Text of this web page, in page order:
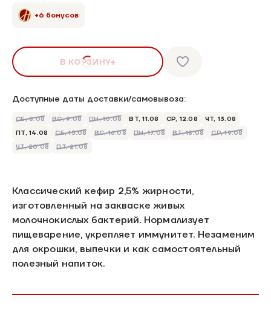
Доступные даты доставки/самовывоза:
СБ, 8.08 ВС, 9.08 ПН, 10.08 ВТ, 11.08 СР, 12.08
ЧТ, 13.08
ПТ, 14.08
СБ, 15.08 ВС, 16.08 ПН, 17.08 ВТ, 18.08
СР, 19.08
ЧТ, 20.08
ПТ, 21.08
+6 бонусов
В КОРЗИНУ
Классический кефир 2,5% жирности,
изготовленный на закваске живых
молочнокислых бактерий. Нормализует
пищеварение, укрепляет иммунитет. Незаменим
для окрошки, выпечки и как самостоятельный
полезный напиток.